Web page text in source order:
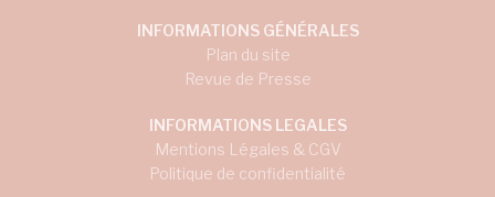
INFORMATIONS GÉNÉRALES
Plan du site
Revue de Presse
INFORMATIONS LEGALES
Mentions Légales & CGV
Politique de confidentialité